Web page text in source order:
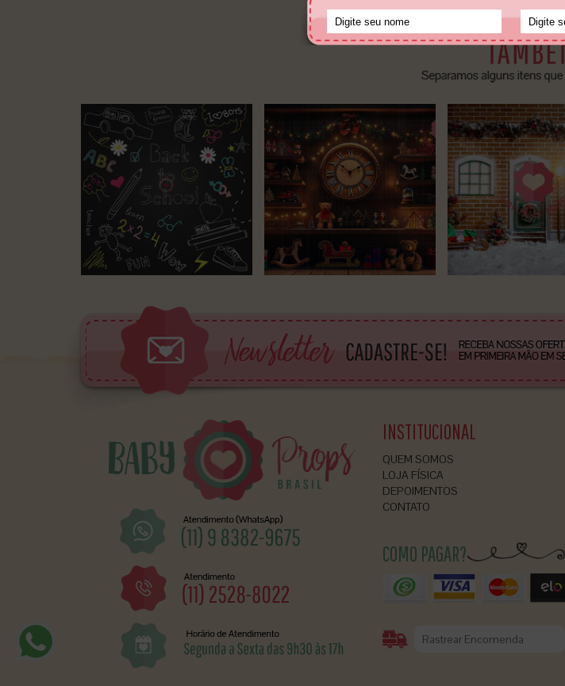
INSTITUCIONAL
QUEM SOMOS
LOJA FÍSICA
DEPOIMENTOS
CONTATO
COMO PAGAR?